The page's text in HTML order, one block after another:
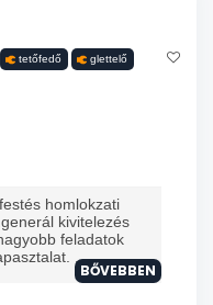
tetőfedő glettelő
homlokzati
kivitelezés
feladatok
...
BŐVEBBEN